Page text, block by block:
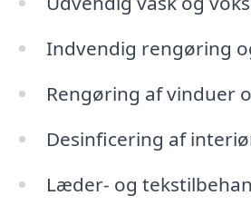
Indvendig rengøring
Rengøring af vinduer
Desinficering af
Læder- og